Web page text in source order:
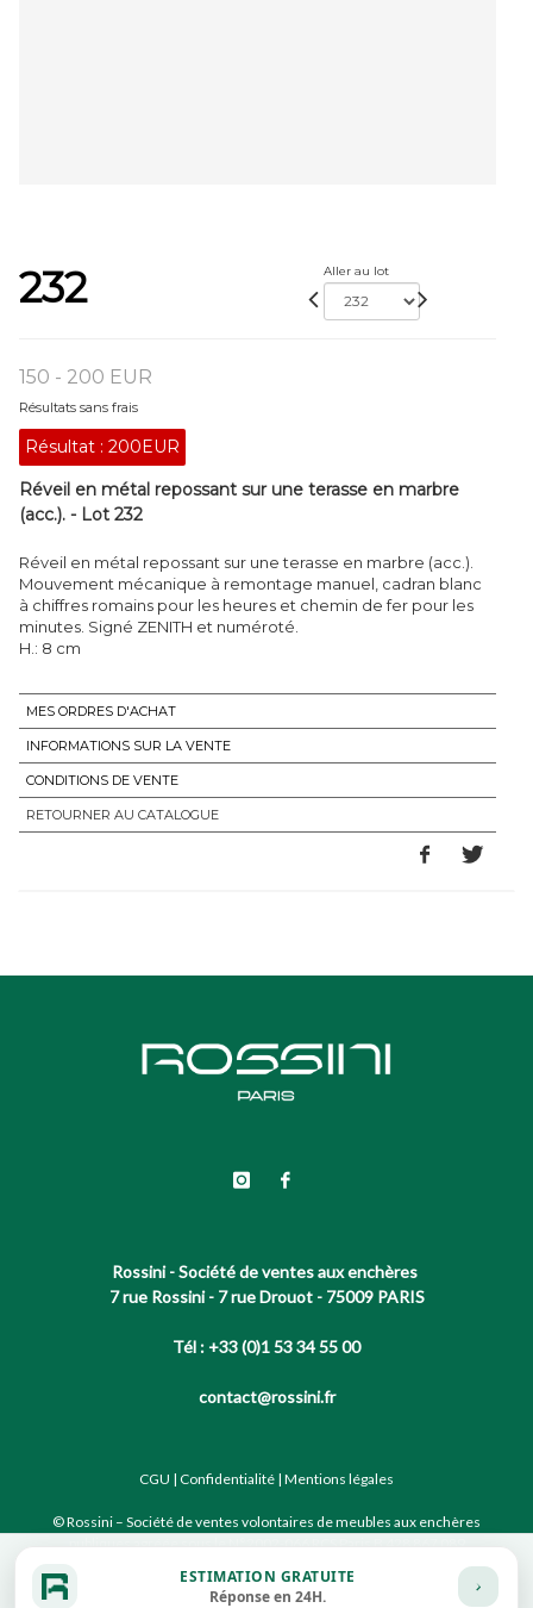
232 Aller au lot
150 - 200 EUR
Résultats sans frais
Résultat : 200EUR
Réveil en métal repossant sur une terasse en marbre
(acc.). - Lot 232
Réveil en métal repossant sur une terasse en marbre (acc.).
Mouvement mécanique à remontage manuel, cadran blanc
à chiffres romains pour les heures et chemin de fer pour les
minutes. Signé ZENITH et numéroté.
H.: 8 cm
MES ORDRES D'ACHAT
INFORMATIONS SUR LA VENTE
CONDITIONS DE VENTE
RETOURNER AU CATALOGUE
Rossini - Société de ventes aux enchères
7 rue Rossini - 7 rue Drouot - 75009 PARIS
Tél : +33 (0)1 53 34 55 00
contact@rossini.fr
CGU | Confidentialité | Mentions légales
© Rossini – Société de ventes volontaires de meubles aux enchères
Site conçu par notre partenaire
ESTIMATION GRATUITE
Réponse en 24H.